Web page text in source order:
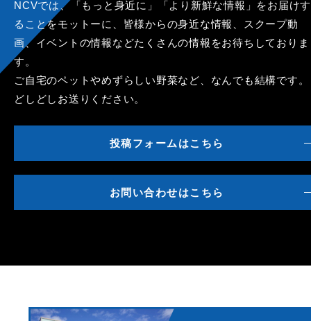
NCVでは、「もっと身近に」「より新鮮な情報」をお届けす
ることをモットーに、皆様からの身近な情報、スクープ動
画、イベントの情報などたくさんの情報をお待ちしておりま
す。
ご自宅のペットやめずらしい野菜など、なんでも結構です。
どしどしお送りください。
投稿フォームはこちら
お問い合わせはこちら